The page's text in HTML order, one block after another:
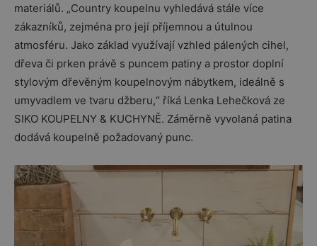
materiálů. „Country koupelnu vyhledává stále více
zákazníků, zejména pro její příjemnou a útulnou
atmosféru. Jako základ využívají vzhled pálených cihel,
dřeva či prken právě s puncem patiny a prostor doplní
stylovým dřevěným koupelnovým nábytkem, ideálně s
umyvadlem ve tvaru džberu,“ říká Lenka Lehečková ze
SIKO KOUPELNY & KUCHYNĚ. Záměrně vyvolaná patina
dodává koupelně požadovaný punc.